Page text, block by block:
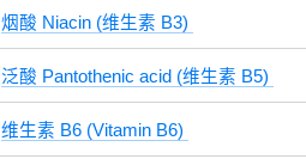
烟酸 Niacin (维生素 B3)
泛酸 Pantothenic acid (维生素 B5)
维生素 B6 (Vitamin B6)